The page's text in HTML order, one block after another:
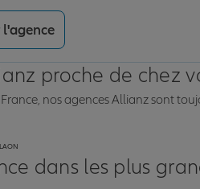
l'agence
proche de chez
nos agences Allianz sont
LAON
dans les plus